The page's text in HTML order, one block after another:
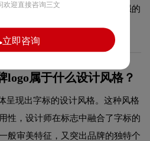
吸引目标受众，使标志具有较强的
logo属于什么设计风格？
呈现出字标的设计风格。这种风格
性，设计师在标志中融合了字标的
般审美特征，又突出品牌的独特个
欢迎直接咨询三文
立即咨询